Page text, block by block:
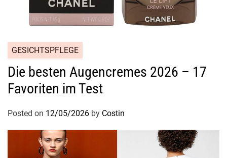
u
GESICHTSPFLEGE
Die besten Augencremes 2026 – 17
Favoriten im Test
Posted on 12/05/2026 by Costin